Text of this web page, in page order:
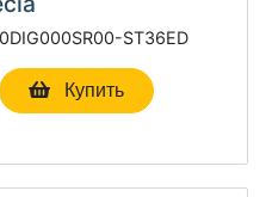
ST36ED
Купить